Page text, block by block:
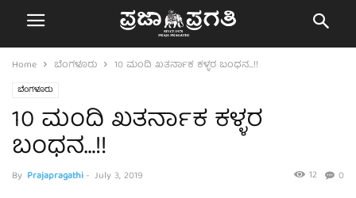
Home ಬೆಂಗಳೂರು 10 ಮಂದಿ ಖತರ್ನಾಕ ಕಳ್ಳರ ಬಂಧನ…!!
ಬೆಂಗಳೂರು
10 ಮಂದಿ ಖತರ್ನಾಕ ಕಳ್ಳರ
ಬಂಧನ…!!
By Prajapragathi- July 3, 2019 0
12